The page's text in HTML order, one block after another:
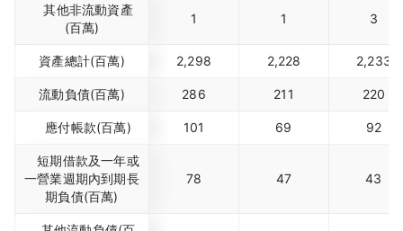
其他非流動資產
(百萬)
1 1 3
資產總計(百萬) 2,298 2,228 2,233
流動負債(百萬) 286 211 220
應付帳款(百萬) 101 69 92
短期借款及一年或
一營業週期內到期長
期負債(百萬)
78 47 43